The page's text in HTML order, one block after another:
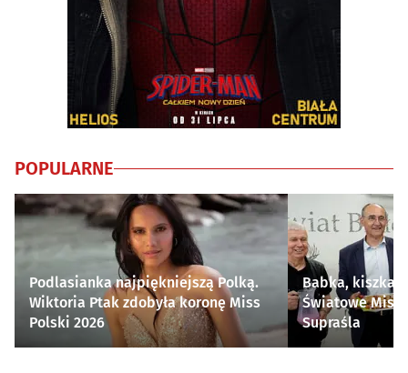
POPULARNE
Podlasianka najpiękniejszą Polką.
Wiktoria Ptak zdobyła koronę Miss
Polski 2026
Babka, kiszka i
Światowe
Supraśla